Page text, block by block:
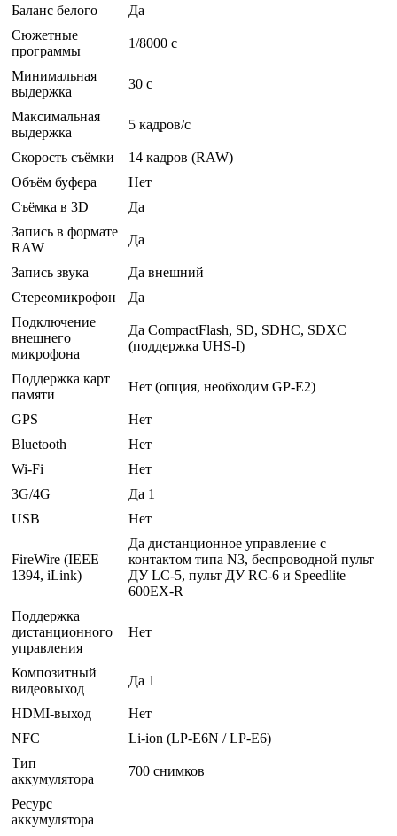
Баланс белого
Да
Сюжетные
программы
1/8000 c
Минимальная
выдержка
30 c
Максимальная
выдержка
5 кадров/с
Скорость съёмки
14 кадров (RAW)
Объём буфера
Нет
Съёмка в 3D
Да
Запись в формате
RAW
Да
Запись звука
Да внешний
Стереомикрофон
Да
Подключение
внешнего
микрофона
Да CompactFlash, SD, SDHC, SDXC
(поддержка UHS-I)
Поддержка карт
памяти
Нет (опция, необходим GP-E2)
GPS
Нет
Bluetooth
Нет
Wi-Fi
Нет
3G/4G
Да 1
USB
Нет
FireWire (IEEE
1394, iLink)
Да дистанционное управление с
контактом типа N3, беспроводной пульт
ДУ LC-5, пульт ДУ RC-6 и Speedlite
600EX-R
Поддержка
дистанционного
управления
Нет
Композитный
видеовыход
Да 1
HDMI-выход
Нет
NFC
Li-ion (LP-E6N / LP-E6)
Тип
аккумулятора
700 снимков
Ресурс
аккумулятора